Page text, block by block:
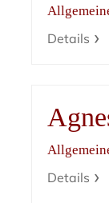
Details
Details